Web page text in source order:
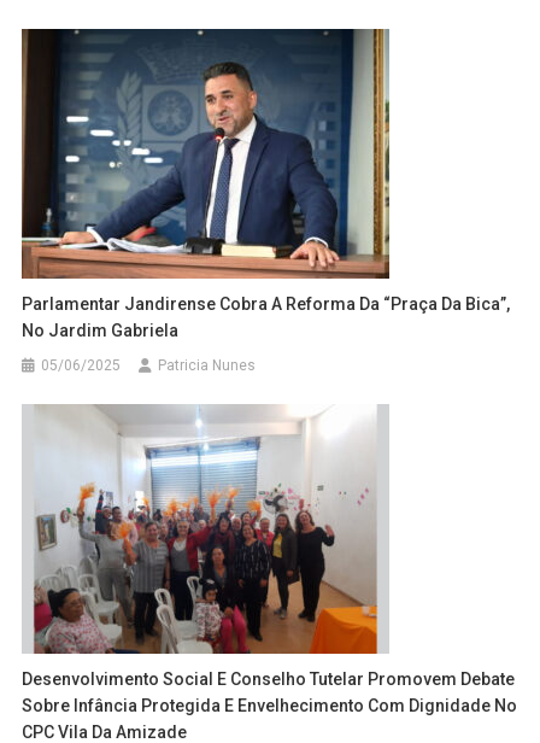
Parlamentar Jandirense Cobra A Reforma Da “Praça Da Bica”,
No Jardim Gabriela
05/06/2025 Patricia Nunes
Desenvolvimento Social E Conselho Tutelar Promovem Debate
Sobre Infância Protegida E Envelhecimento Com Dignidade No
CPC Vila Da Amizade